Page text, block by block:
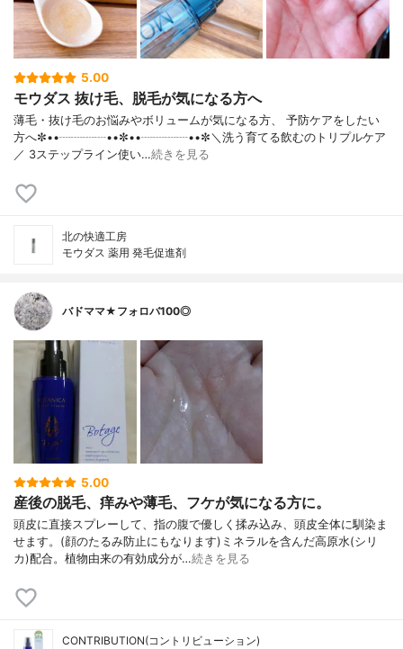
5.00
モウダス 抜け毛、脱毛が気になる方へ
薄毛・抜け毛のお悩みやボリュームが気になる方、 予防ケアをしたい
方へ✼••┈┈┈┈••✼••┈┈┈┈••✼＼洗う育てる飲むのトリプルケア
／ 3ステップライン使い…続きを見る
北の快適工房
モウダス 薬用 発毛促進剤
バドママ★フォロバ100◎
5.00
産後の脱毛、痒みや薄毛、フケが気になる方に。
頭皮に直接スプレーして、指の腹で優しく揉み込み、頭皮全体に馴染ま
せます。(顔のたるみ防止にもなります)ミネラルを含んだ高原水(シリ
カ)配合。植物由来の有効成分が…続きを見る
CONTRIBUTION(コントリビューション)